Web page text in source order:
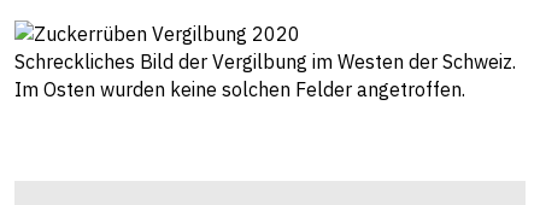
Schreckliches Bild der Vergilbung im Westen der Schweiz.
Im Osten wurden keine solchen Felder angetroffen.